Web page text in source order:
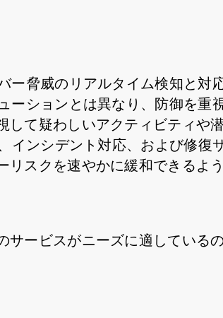
ー脅威のリアルタイム検知と対
ーションとは異なり、防御を重
て疑わしいアクティビティや
インシデント対応、および修復
スクを速やかに緩和できるよう
ービスがニーズに適している